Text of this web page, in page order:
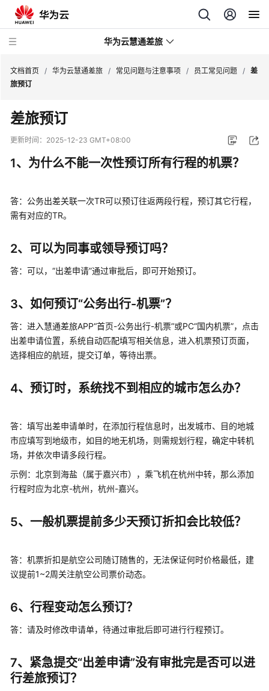
华为云慧通差旅
最
新
动
介
绍
指
管
理
员
手
常
题
与
注
意
事
常
见
题
员
常
见
问
文档首页 / 华为云慧通差旅 / 常见问题与注意事项 / 员工常见问题 / 差
旅预订
差旅预订
更新时间： 2025-12-23 GMT+08:00
1、为什么不能一次性预订所有行程的机票？
答：公务出差关联一次TR可以预订往返两段行程，预订其它行程，
需有对应的TR。
2、可以为同事或领导预订吗？
答：可以，“出差申请”通过审批后，即可开始预订。
3、如何预订“公务出行-机票”？
答：进入慧通差旅APP“首页-公务出行-机票”或PC“国内机票”，点击
出差申请位置，系统自动匹配填写相关信息，进入机票预订页面，
选择相应的航班，提交订单，等待出票。
4、预订时，系统找不到相应的城市怎么办？
答： 填写出差申请单时， 在添加行程信息时，出发城市、目的地城
市应填写到地级市，如目的地无机场，则需规划行程，确定中转机
场，并依次申请多段行程。
示例：北京到海盐（属于嘉兴市），乘飞机在杭州中转，那么添加
行程时应为北京-杭州，杭州-嘉兴。
5、一般机票提前多少天预订折扣会比较低？
答：机票折扣是航空公司随订随售的，无法保证何时价格最低，建
议提前1~2周关注航空公司票价动态。
6、行程变动怎么预订？
答：请及时修改申请单，待通过审批后即可进行行程预订。
7、紧急提交“出差申请”没有审批完是否可以进
行差旅预订？